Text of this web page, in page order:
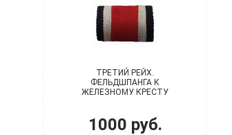
ТРЕТИЙ РЕЙХ.
ФЕЛЬДШПАНГА К
ЖЕЛЕЗНОМУ КРЕСТУ
1000 руб.